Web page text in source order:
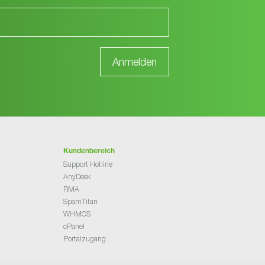
Kundenbereich
Support Hotline
AnyDesk
RMA
SpamTitan
WHMCS
cPanel
Portalzugang